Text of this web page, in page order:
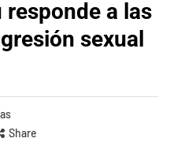
responde a las
sexual
Share